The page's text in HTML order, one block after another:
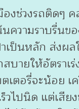
งช่วงรถติดๆ ค
ความราบรื่นข
เป็นหลัก ส่งผล
สบายให้อัตราเ
เตอรี่จะน้อย เ
ร็วไปนิด แต่เสี